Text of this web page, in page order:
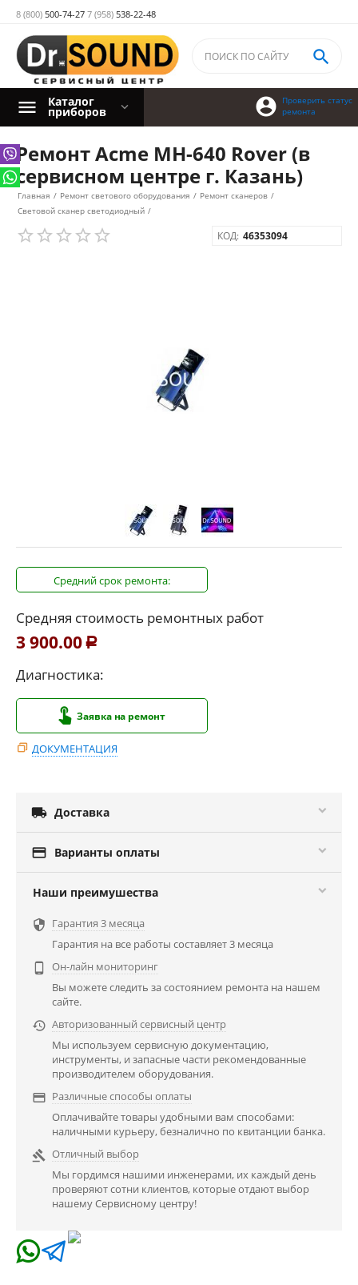
8 (800) 500-74-27 7 (958) 538-22-48
Проверить статус
ремонта


Каталог
приборов
Ремонт Acme MH-640 Rover (в
сервисном центре г. Казань)
Главная / Ремонт светового оборудования / Ремонт сканеров /
Световой сканер светодиодный /
КОД: 46353094
Средний срок ремонта:
Средняя стоимость ремонтных работ
3 900.00 Р
Диагностика:
Заявка на ремонт
ДОКУМЕНТАЦИЯ
 Доставка
 Варианты оплаты
Наши преимушества
 Гарантия 3 месяца
Гарантия на все работы составляет 3 месяца

Он-лайн мониторинг
Вы можете следить за состоянием ремонта на нашем
сайте.
 Авторизованный сервисный центр
Мы используем сервисную документацию,
инструменты, и запасные части рекомендованные
производителем оборудования.
 Различные способы оплаты
Оплачивайте товары удобными вам способами:
наличными курьеру, безналично по квитанции банка.
 Отличный выбор
Мы гордимся нашими инженерами, их каждый день
проверяют сотни клиентов, которые отдают выбор
нашему Сервисному центру!